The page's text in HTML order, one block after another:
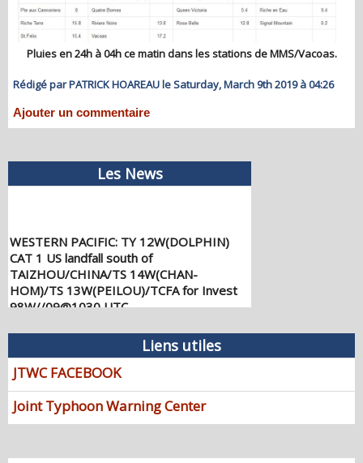
Pluies en 24h à 04h ce matin dans les stations de MMS/Vacoas.
Rédigé par PATRICK HOAREAU le Saturday, March 9th 2019 à 04:26
Ajouter un commentaire
Les News
WESTERN PACIFIC: TY 12W(DOLPHIN)
CAT 1 US landfall south of
TAIZHOU/CHINA/TS 14W(CHAN-
HOM)/TS 13W(PEILOU)/TCFA for Invest
98W//09@1030 UTC
WESTERN PACIFIC: TY 12W(DOLPHIN)
CAT 2 US, the pinhole eye scrapes the
coast of NW OKINAWA,landfall in CHINA
forecast in approx 60h/TS 14W(CHAN
HOM)/Invests 97W & 98W//07@1030
UTC
Liens utiles
JTWC FACEBOOK
Joint Typhoon Warning Center